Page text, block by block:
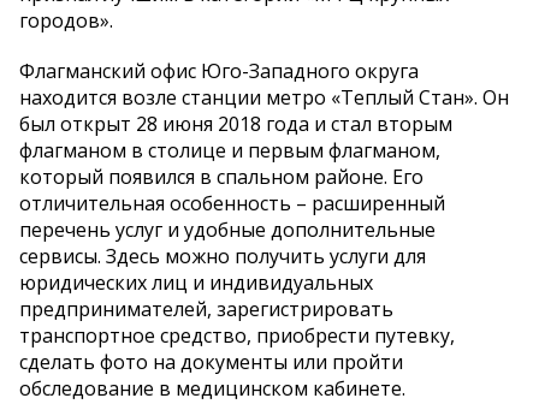
городов».
Флагманский офис Юго-Западного округа
находится возле станции метро «Теплый Стан». Он
был открыт 28 июня 2018 года и стал вторым
флагманом в столице и первым флагманом,
который появился в спальном районе. Его
отличительная особенность – расширенный
перечень услуг и удобные дополнительные
сервисы. Здесь можно получить услуги для
юридических лиц и индивидуальных
предпринимателей, зарегистрировать
транспортное средство, приобрести путевку,
сделать фото на документы или пройти
обследование в медицинском кабинете.